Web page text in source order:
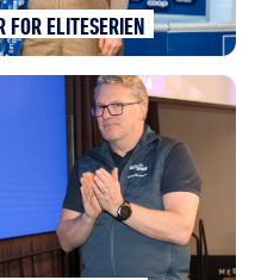
FOR ELITESERIEN